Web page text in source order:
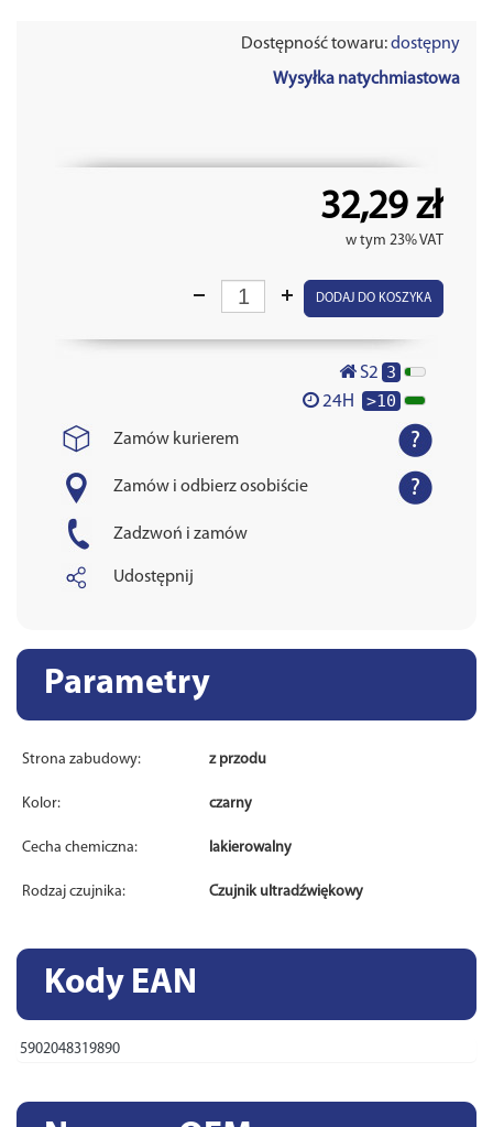
Dostępność towaru:dostępny
Wysyłka natychmiastowa
32,29 zł
w tym 23% VAT
DODAJ DO KOSZYKA
S2 3
24H >10
Zamów kurierem
Zamów i odbierz osobiście
Zadzwoń i zamów
Udostępnij
Parametry
Strona zabudowy: z przodu
Kolor: czarny
Cecha chemiczna: lakierowalny
Rodzaj czujnika: Czujnik ultradźwiękowy
Kody EAN
5902048319890